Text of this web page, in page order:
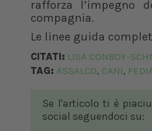
rafforza l’impegno
compagnia.
Le linee guida
CITATI: LISA CONBOY-
TAG: ASSALCO, CANI,
Se l'articolo ti è
social seguendoci su: